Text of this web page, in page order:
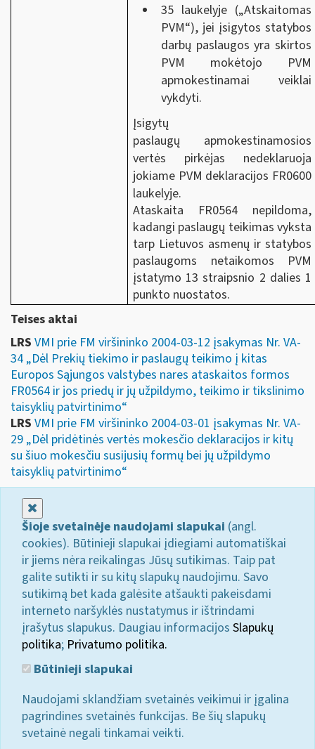
35 laukelyje („Atskaitomas
PVM“), jei įsigytos statybos
darbų paslaugos yra skirtos
PVM mokėtojo PVM
apmokestinamai veiklai
vykdyti.
Įsigytų
paslaugų apmokestinamosios
vertės pirkėjas nedeklaruoja
jokiame PVM deklaracijos FR0600
laukelyje.
Ataskaita FR0564 nepildoma,
kadangi paslaugų teikimas vyksta
tarp Lietuvos asmenų ir statybos
paslaugoms netaikomos PVM
įstatymo 13 straipsnio 2 dalies 1
punkto nuostatos.
Teises aktai
LRS VMI prie FM viršininko 2004-03-12 įsakymas Nr. VA-
34 „Dėl Prekių tiekimo ir paslaugų teikimo į kitas
Europos Sąjungos valstybes nares ataskaitos formos
FR0564 ir jos priedų ir jų užpildymo, teikimo ir tikslinimo
taisyklių patvirtinimo“
LRS VMI prie FM viršininko 2004-03-01 įsakymas Nr. VA-
29 „Dėl pridėtinės vertės mokesčio deklaracijos ir kitų
su šiuo mokesčiu susijusių formų bei jų užpildymo
taisyklių patvirtinimo“
Šioje svetainėje naudojami slapukai (angl.
cookies). Būtinieji slapukai įdiegiami automatiškai
ir jiems nėra reikalingas Jūsų sutikimas. Taip pat
galite sutikti ir su kitų slapukų naudojimu. Savo
sutikimą bet kada galėsite atšaukti pakeisdami
interneto naršyklės nustatymus ir ištrindami
įrašytus slapukus. Daugiau informacijos Slapukų
politika; Privatumo politika.
Būtinieji slapukai
Naudojami sklandžiam svetainės veikimui ir įgalina
pagrindines svetainės funkcijas. Be šių slapukų
svetainė negali tinkamai veikti.